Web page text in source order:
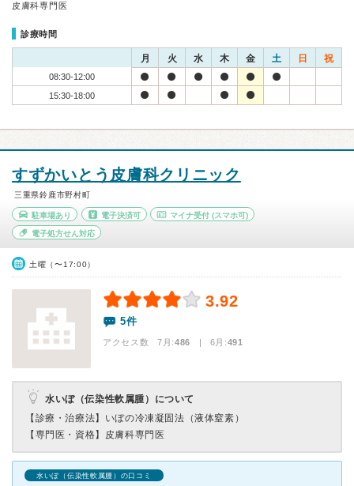
皮膚科専門医
診療時間
月 火 水 木 金 土 日 祝
08:30-12:00
15:30-18:00
すずかいとう皮膚科クリニック
三重県鈴鹿市野村町
駐車場あり 電子決済可 マイナ受付 (スマホ可)
電子処方せん対応
土曜（〜17:00）
3.92
5件
アクセス数 7月:486 | 6月:491
水いぼ（伝染性軟属腫）について
【診療・治療法】 いぼの冷凍凝固法（液体窒素）
【専門医・資格】 皮膚科専門医
水いぼ（伝染性軟属腫）の口コミ